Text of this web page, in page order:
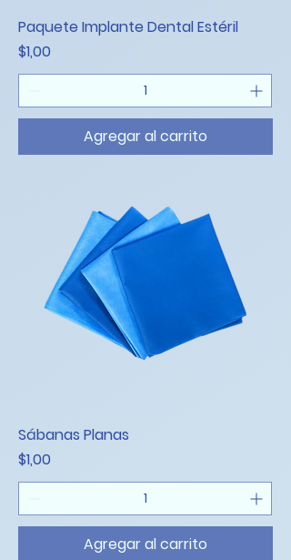
Paquete Implante Dental Estéril
Precio
$1,00
Agregar al carrito
Sábanas Planas
Precio
$1,00
Agregar al carrito